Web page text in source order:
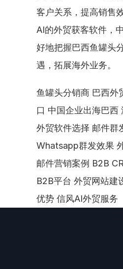
客户关系，提高销售
AI的外贸获客软件，
好地把握巴西鱼罐头
遇，拓展海外业务。
鱼罐头分销商 巴西外
口 中国企业出海巴西
外贸软件选择 邮件群
Whatsapp群发效果
邮件营销案例 B2B
B2B平台 外贸网站建
优势 信风AI外贸服务